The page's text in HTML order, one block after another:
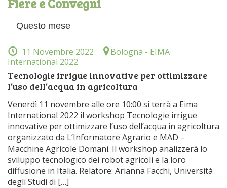
11 Novembre 2022
Bologna - EIMA
International 2022
Tecnologie irrigue innovative per ottimizzare
l’uso dell’acqua in agricoltura
Venerdì 11 novembre alle ore 10:00 si terrà a Eima
International 2022 il workshop Tecnologie irrigue
innovative per ottimizzare l’uso dell’acqua in agricoltura
organizzato da L’Informatore Agrario e MAD –
Macchine Agricole Domani. Il workshop analizzerà lo
sviluppo tecnologico dei robot agricoli e la loro
diffusione in Italia. Relatore: Arianna Facchi, Università
degli Studi di […]